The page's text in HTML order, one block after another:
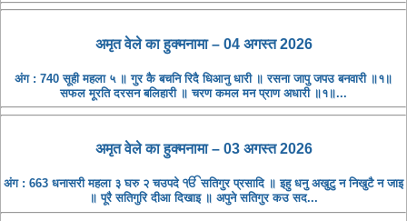
अमृत ​​वेले का हुक्मनामा – 04 अगस्त 2026
अंग : 740 सूही महला ५ ॥ गुर कै बचनि रिदै धिआनु धारी ॥ रसना जापु जपउ बनवारी ॥१॥
सफल मूरति दरसन बलिहारी ॥ चरण कमल मन प्राण अधारी ॥१॥...
अमृत ​​वेले का हुक्मनामा – 03 अगस्त 2026
अंग : 663 धनासरी महला ३ घरु २ चउपदे ੴ सतिगुर प्रसादि ॥ इहु धनु अखुटु न निखुटै न जाइ
॥ पूरै सतिगुरि दीआ दिखाइ ॥ अपुने सतिगुर कउ सद...